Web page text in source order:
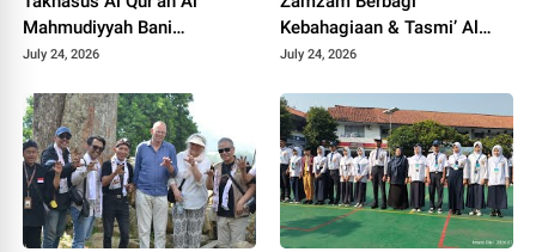
Mahmudiyyah Bani
Suparman Assatinem
July 24, 2026
Kebahagiaan & Tasmi’ Al
Qur’an Sambut Muharram
July 24, 2026